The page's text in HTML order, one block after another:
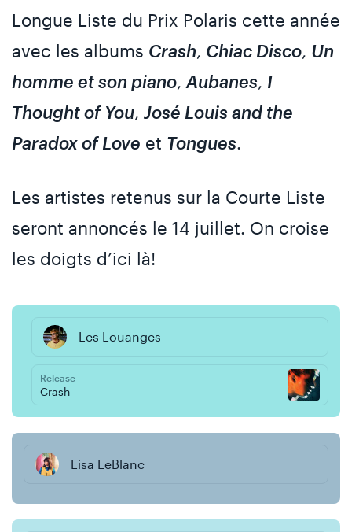
Longue Liste du Prix Polaris cette année
avec les albums Crash, Chiac Disco, Un
homme et son piano, Aubanes, I
Thought of You, José Louis and the
Paradox of Love et Tongues.
Les artistes retenus sur la Courte Liste
seront annoncés le 14 juillet. On croise
les doigts d’ici là!
Les Louanges
Release
Crash
Lisa LeBlanc